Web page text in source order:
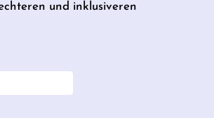
und inklusiveren